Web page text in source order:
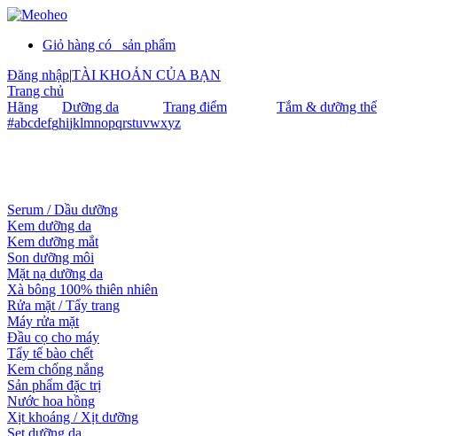
Giỏ hàng có
sản phẩm
Đăng nhập|TÀI KHOẢN CỦA BẠN
Trang chủ
Hãng
Dưỡng da Trang điểm Tắm & dưỡng thể
#abcdefghijklmnopqrstuvwxyz
Serum / Dầu dưỡng
Kem dưỡng da
Kem dưỡng mắt
Son dưỡng môi
Mặt nạ dưỡng da
Xà bông 100% thiên nhiên
Rửa mặt / Tẩy trang
Máy rửa mặt
Đầu cọ cho máy
Tẩy tế bào chết
Kem chống nắng
Sản phẩm đặc trị
Nước hoa hồng
Xịt khoáng / Xịt dưỡng
Set dưỡng da